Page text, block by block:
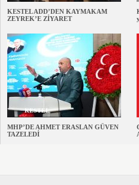
KESTEL ADD’DEN KAYMAKAM
ZEYREK’E ZİYARET
KESTEL
MHP’DE AHMET ERASLAN GÜVEN
TAZELEDİ